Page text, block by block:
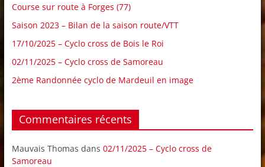
Course sur route à Forges (77)
Saison 2023 – Bilan de la saison route/VTT
17/10/2025 – Cyclo cross de Bois le Roi
02/11/2025 – Cyclo cross de Samoreau
2ème Randonnée cyclo de Mardeuil en image
Commentaires récents
Mauvais Thomas dans 02/11/2025 – Cyclo cross de
Samoreau